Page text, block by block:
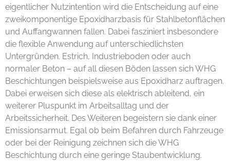
eigentlicher Nutzintention wird die Entscheidung auf eine
zweikomponentige Epoxidharzbasis für Stahlbetonflächen
und Auffangwannen fallen. Dabei fasziniert insbesondere
die flexible Anwendung auf unterschiedlichsten
Untergründen. Estrich, Industrieboden oder auch
normaler Beton – auf all diesen Böden lassen sich WHG
Beschichtungen beispielsweise aus Epoxidharz auftragen.
Dabei erweisen sich diese als elektrisch ableitend, ein
weiterer Pluspunkt im Arbeitsalltag und der
Arbeitssicherheit. Des Weiteren begeistern sie dank einer
Emissionsarmut. Egal ob beim Befahren durch Fahrzeuge
oder bei der Reinigung zeichnen sich die WHG
Beschichtung durch eine geringe Staubentwicklung.